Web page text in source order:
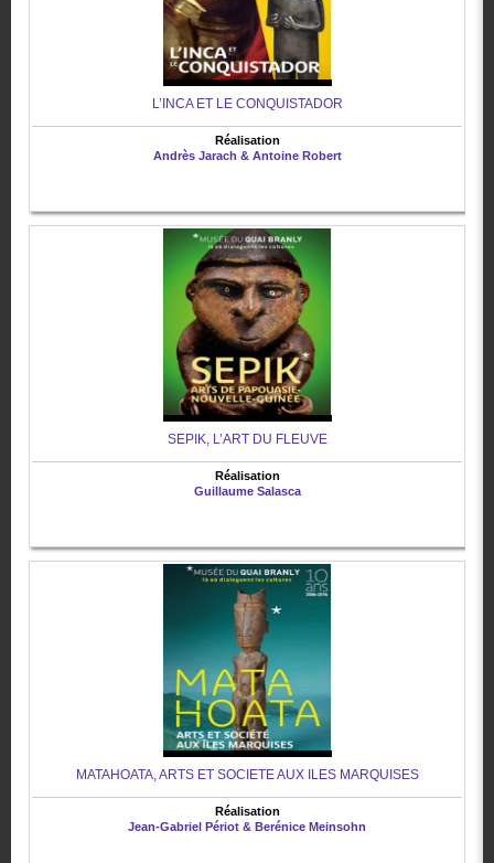
L’INCA ET LE CONQUISTADOR
Réalisation
Andrès Jarach & Antoine Robert
SEPIK, L’ART DU FLEUVE
Réalisation
Guillaume Salasca
MATAHOATA, ARTS ET SOCIETE AUX ILES MARQUISES
Réalisation
Jean-Gabriel Périot & Berénice Meinsohn